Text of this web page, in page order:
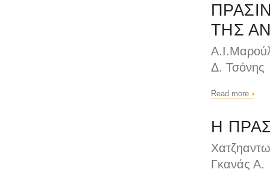
ΤΗΣ
Δ. Τσόνης
Read more
Η
Γκανάς Α.